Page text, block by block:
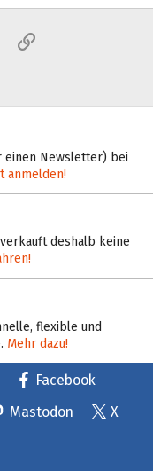
E-MailLink
einen Newsletter) bei
anmelden!
deshalb keine
flexible und
Mehr dazu!
Facebook
Mastodon
X